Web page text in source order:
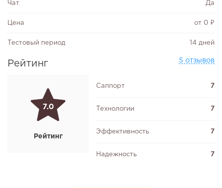
Чат Да
Цена от 0 ₽
Тестовый период 14 дней
Рейтинг 5 отзывов
7.0
Рейтинг
Саппорт 7
Технологии 7
Эффективность 7
Надежность 7